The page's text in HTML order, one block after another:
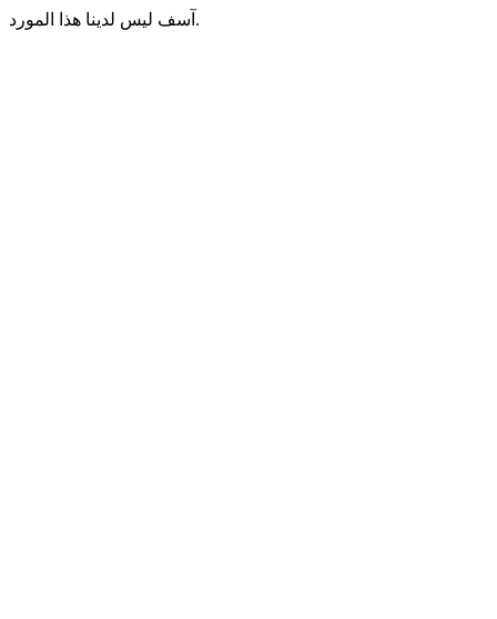
آسف ليس لدينا هذا المورد.